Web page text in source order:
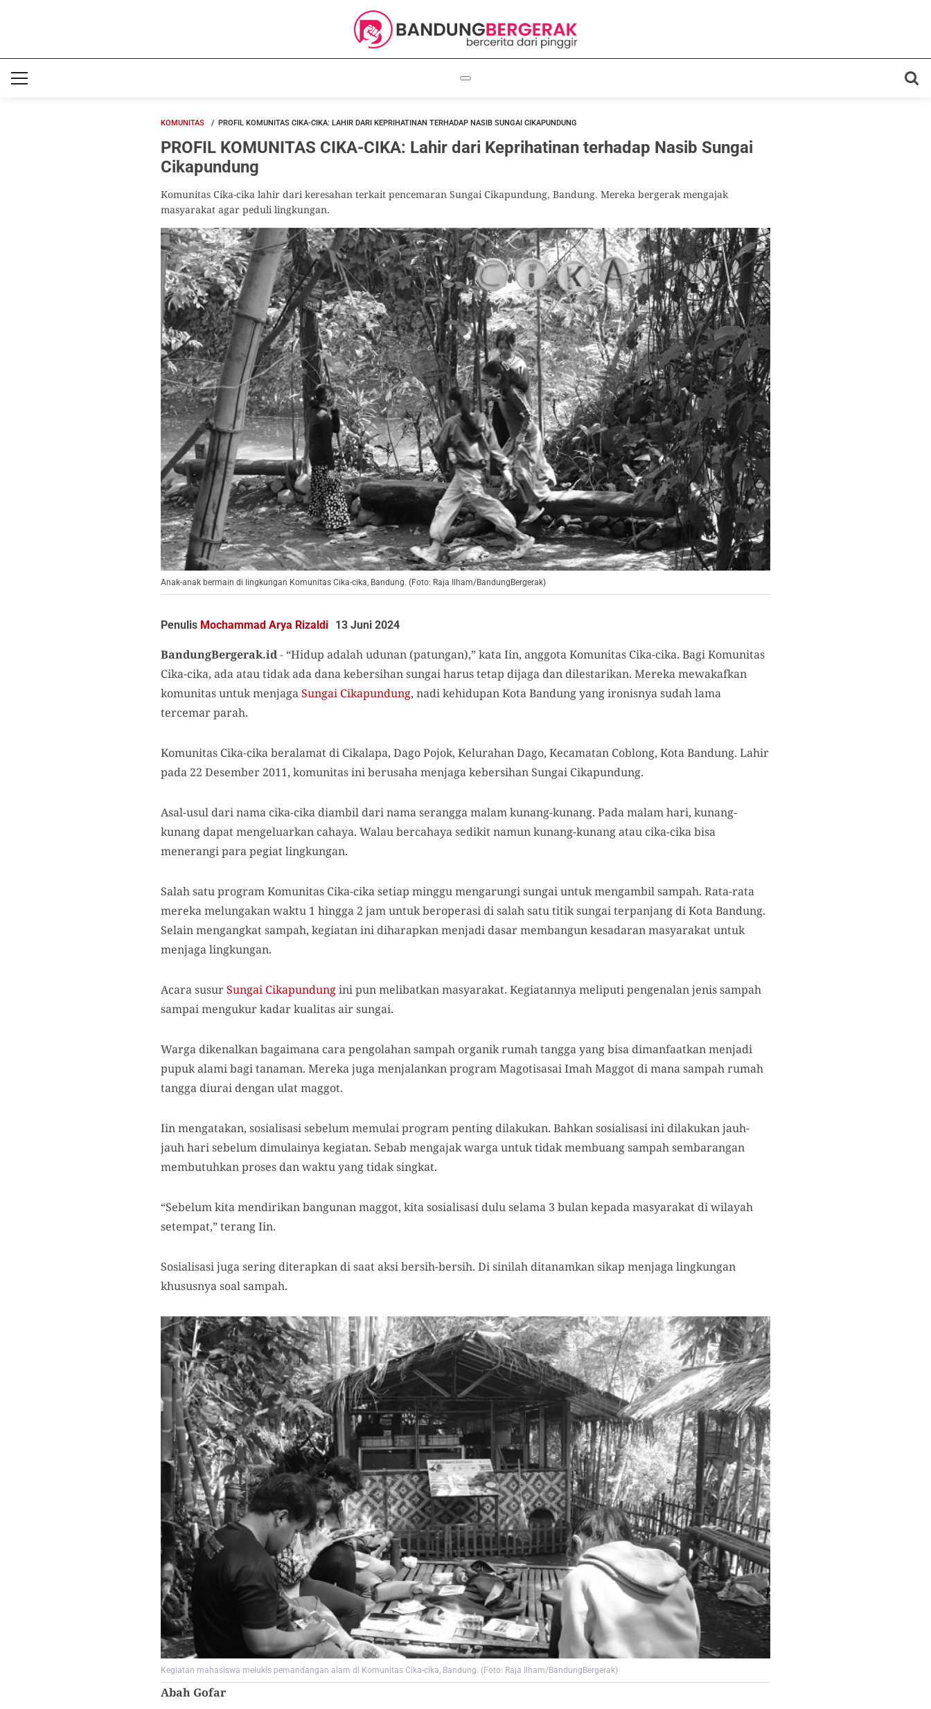
KOMUNITAS PROFIL KOMUNITAS CIKA-CIKA: LAHIR DARI KEPRIHATINAN TERHADAP NASIB SUNGAI CIKAPUNDUNG
PROFIL KOMUNITAS CIKA-CIKA: Lahir dari Keprihatinan terhadap Nasib Sungai
Cikapundung
Komunitas Cika-cika lahir dari keresahan terkait pencemaran Sungai Cikapundung, Bandung. Mereka bergerak mengajak
masyarakat agar peduli lingkungan.
Anak-anak bermain di lingkungan Komunitas Cika-cika, Bandung. (Foto: Raja Ilham/BandungBergerak)
Penulis Mochammad Arya Rizaldi 13 Juni 2024
BandungBergerak.id- “Hidup adalah udunan (patungan),” kata Iin, anggota Komunitas Cika-cika. Bagi Komunitas
Cika-cika, ada atau tidak ada dana kebersihan sungai harus tetap dijaga dan dilestarikan. Mereka mewakafkan
komunitas untuk menjagaSungai Cikapundung, nadi kehidupan Kota Bandung yang ironisnya sudah lama
tercemar parah.
Komunitas Cika-cika beralamat di Cikalapa, Dago Pojok, Kelurahan Dago, Kecamatan Coblong, Kota Bandung. Lahir
pada 22 Desember 2011, komunitas ini berusaha menjaga kebersihan Sungai Cikapundung.
Asal-usul dari nama cika-cika diambil dari nama serangga malam kunang-kunang. Pada malam hari, kunang-
kunang dapat mengeluarkan cahaya. Walau bercahaya sedikit namun kunang-kunang atau cika-cika bisa
menerangi para pegiat lingkungan.
Salah satu program Komunitas Cika-cika setiap minggu mengarungi sungai untuk mengambil sampah. Rata-rata
mereka melungakan waktu 1 hingga 2 jam untuk beroperasi di salah satu titik sungai terpanjang di Kota Bandung.
Selain mengangkat sampah, kegiatan ini diharapkan menjadi dasar membangun kesadaran masyarakat untuk
menjaga lingkungan.
Acara susurSungai Cikapundungini pun melibatkan masyarakat. Kegiatannya meliputi pengenalan jenis sampah
sampai mengukur kadar kualitas air sungai.
Warga dikenalkan bagaimana cara pengolahan sampah organik rumah tangga yang bisa dimanfaatkan menjadi
pupuk alami bagi tanaman. Mereka juga menjalankan program Magotisasai Imah Maggot di mana sampah rumah
tangga diurai dengan ulat maggot.
Iin mengatakan, sosialisasi sebelum memulai program penting dilakukan. Bahkan sosialisasi ini dilakukan jauh-
jauh hari sebelum dimulainya kegiatan. Sebab mengajak warga untuk tidak membuang sampah sembarangan
membutuhkan proses dan waktu yang tidak singkat.
“Sebelum kita mendirikan bangunan maggot, kita sosialisasi dulu selama 3 bulan kepada masyarakat di wilayah
setempat,” terang Iin.
Sosialisasi juga sering diterapkan di saat aksi bersih-bersih. Di sinilah ditanamkan sikap menjaga lingkungan
khususnya soal sampah.
Kegiatan mahasiswa melukis pemandangan alam di Komunitas Cika-cika, Bandung. (Foto: Raja Ilham/BandungBergerak)
Abah Gofar